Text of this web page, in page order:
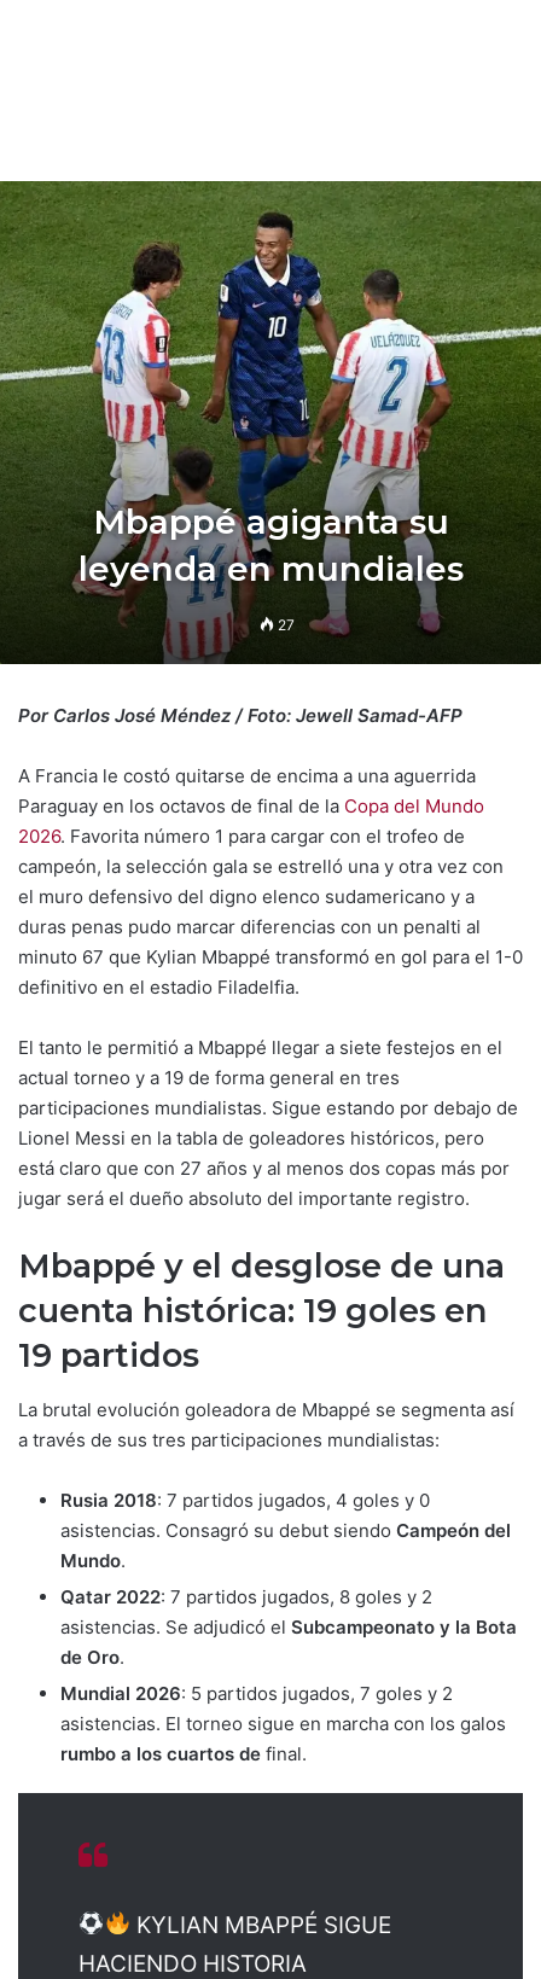
Mbappé agiganta su
leyenda en mundiales
27
Por Carlos José Méndez / Foto: Jewell Samad-AFP
A Francia le costó quitarse de encima a una aguerrida
Paraguay en los octavos de final de la Copa del Mundo
2026. Favorita número 1 para cargar con el trofeo de
campeón, la selección gala se estrelló una y otra vez con
el muro defensivo del digno elenco sudamericano y a
duras penas pudo marcar diferencias con un penalti al
minuto 67 que Kylian Mbappé transformó en gol para el 1-0
definitivo en el estadio Filadelfia.
El tanto le permitió a Mbappé llegar a siete festejos en el
actual torneo y a 19 de forma general en tres
participaciones mundialistas. Sigue estando por debajo de
Lionel Messi en la tabla de goleadores históricos, pero
está claro que con 27 años y al menos dos copas más por
jugar será el dueño absoluto del importante registro.
Mbappé y el desglose de una
cuenta histórica: 19 goles en
19 partidos
La brutal evolución goleadora de Mbappé se segmenta así
a través de sus tres participaciones mundialistas:
Rusia 2018: 7 partidos jugados, 4 goles y 0
asistencias. Consagró su debut siendo Campeón del
Mundo.
Qatar 2022: 7 partidos jugados, 8 goles y 2
asistencias. Se adjudicó el Subcampeonato y la Bota
de Oro.
Mundial 2026: 5 partidos jugados, 7 goles y 2
asistencias. El torneo sigue en marcha con los galos
rumbo a los cuartos de final.
KYLIAN MBAPPÉ SIGUE
HACIENDO HISTORIA